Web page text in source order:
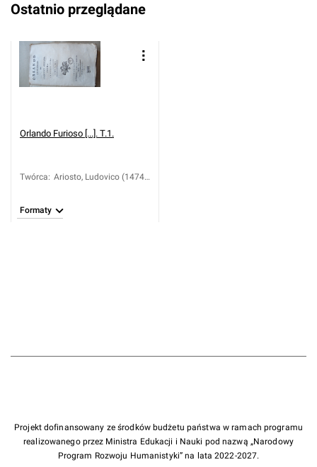
Ostatnio przeglądane
Orlando Furioso [...]. T.1.
Twórca: Ariosto, Ludovico (1474-
Formaty
Projekt dofinansowany ze środków budżetu państwa w ramach programu
realizowanego przez Ministra Edukacji i Nauki pod nazwą „Narodowy
Program Rozwoju Humanistyki” na lata 2022-2027.